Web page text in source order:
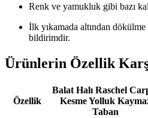
Renk ve yamukluk gibi bazı
İlk yıkamada altından
bildirimdir.
Ürünlerin Özellik
Özellik
Balat Halı Raschel
Kesme Yolluk
Taban